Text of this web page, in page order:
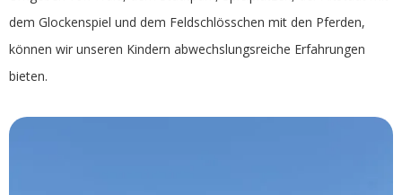
dem Glockenspiel und dem Feldschlösschen mit den Pferden,
können wir unseren Kindern abwechslungsreiche Erfahrungen
bieten.